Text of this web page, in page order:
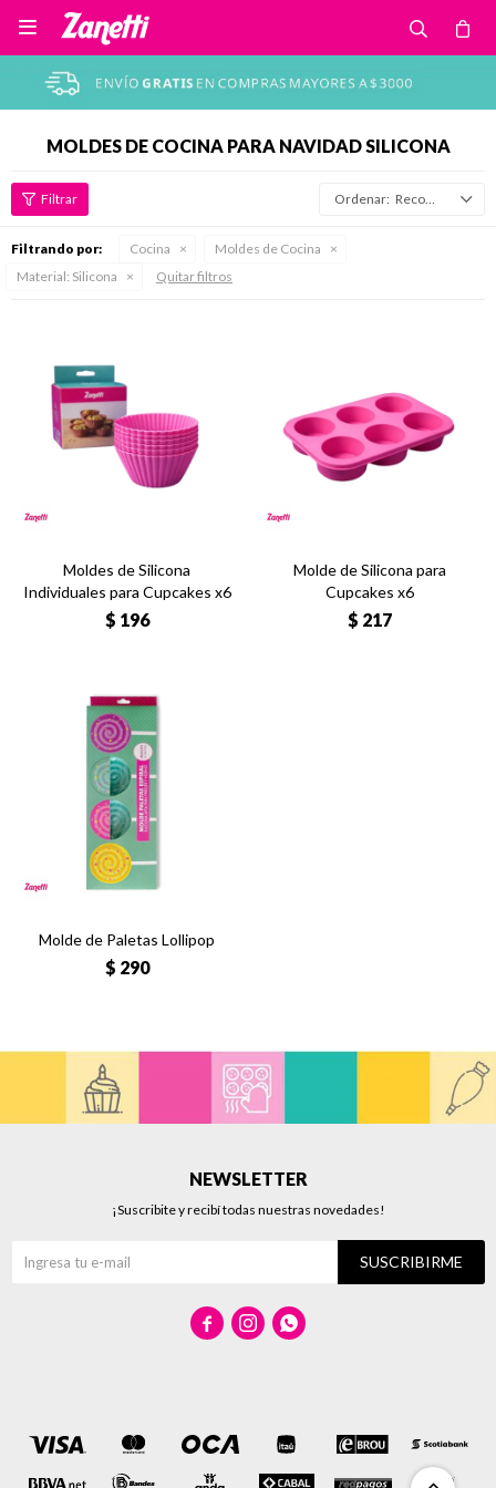

MOLDES DE COCINA PARA NAVIDAD SILICONA
Recomendados
Filtrando por: Cocina
Moldes de Cocina
Material: Silicona Quitar filtros
Moldes de Silicona
Individuales para Cupcakes x6
$ 196
Molde de Silicona para
Cupcakes x6
$ 217
Molde de Paletas Lollipop
$ 290
NEWSLETTER
¡Suscribite y recibí todas nuestras novedades!
SUSCRIBIRME
  